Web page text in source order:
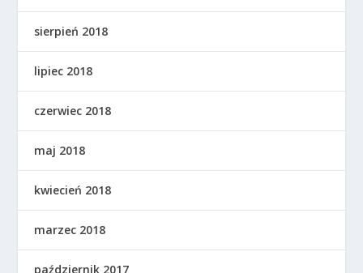
sierpień 2018
lipiec 2018
czerwiec 2018
maj 2018
kwiecień 2018
marzec 2018
październik 2017